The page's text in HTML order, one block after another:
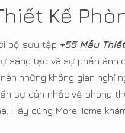
Kế
bộ sưu tập +55 Mẫu
sáng tạo và sự phản ánh
những không gian nghỉ
sự cân nhắc về phong
Hãy cùng MoreHome